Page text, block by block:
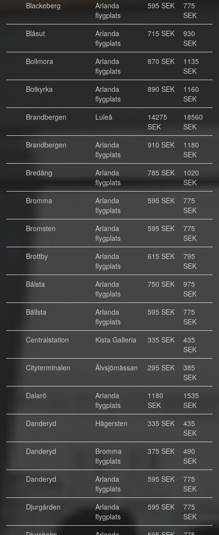
Blackeberg
Arlanda
flygplats
595 SEK
775
SEK
Blåsut
Arlanda
flygplats
715 SEK
930
SEK
Bollmora
Arlanda
flygplats
870 SEK
1135
SEK
Botkyrka
Arlanda
flygplats
890 SEK
1160
SEK
Brandbergen
Luleå
14275
SEK
18560
SEK
Brandbergen
Arlanda
flygplats
910 SEK
1180
SEK
Bredäng
Arlanda
flygplats
785 SEK
1020
SEK
Bromma
Arlanda
flygplats
595 SEK
775
SEK
Bromsten
Arlanda
flygplats
595 SEK
775
SEK
Brottby
Arlanda
flygplats
615 SEK
795
SEK
Bålsta
Arlanda
flygplats
750 SEK
975
SEK
Bällsta
Arlanda
flygplats
595 SEK
775
SEK
Centralstation
Kista Galleria 335 SEK
435
SEK
Cityterminalen
Älvsjömässan 295 SEK
385
SEK
Dalarö
Arlanda
flygplats
1180
SEK
1535
SEK
Danderyd
Hägersten 335 SEK
435
SEK
Danderyd
Bromma
flygplats
375 SEK
490
SEK
Danderyd
Arlanda
flygplats
595 SEK
775
SEK
Djurgården
Arlanda
flygplats
595 SEK
775
SEK